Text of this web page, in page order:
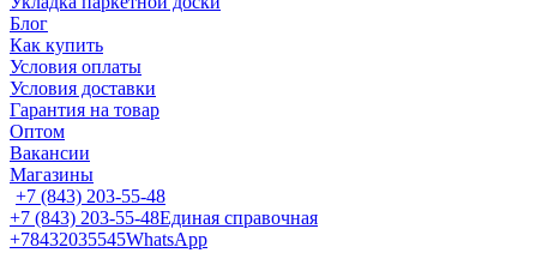
Блог
Как купить
Условия оплаты
Условия доставки
Гарантия на товар
Оптом
Вакансии
Магазины
+7 (843) 203-55-48
+7 (843) 203-55-48Единая справочная
+78432035545WhatsApp